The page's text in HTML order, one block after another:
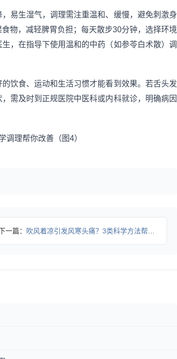
易生湿气，调理需注重温和、缓慢，避免刺激身
物，减轻脾胃负担；每天散步30分钟，选择环境
，在指导下使用温和的中药（如参苓白术散）调
饮食、运动和生活习惯才能看到效果。若舌头发
需及时到正规医院中医科或内科就诊，明确病因
一篇： 吹风着凉引发风寒头痛？3类科学方法帮你快速缓解